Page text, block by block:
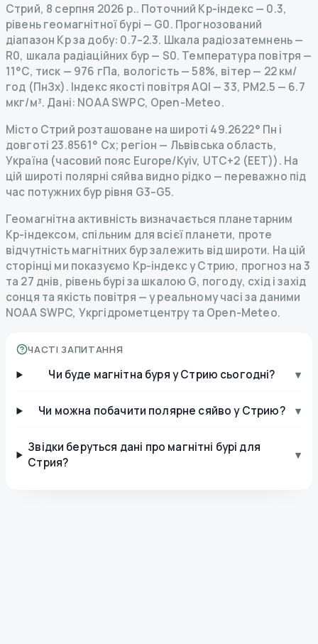
Стрий, 8 серпня 2026 р.. Поточний Kp-індекс— 0.3,
рівень геомагнітної бурі — G0. Прогнозований
діапазон Kp за добу: 0.7–2.3. Шкала радіозатемнень—
R0, шкала радіаційних бур— S0. Температура повітря —
11°C, тиск — 976 гПа, вологість — 58%, вітер — 22 км/
год (ПнЗх). Індекс якості повітря AQI — 33, PM2.5 — 6.7
мкг/м³. Дані: NOAA SWPC, Open-Meteo.
Місто Стрий розташоване на широті 49.2622° Пн і
довготі 23.8561° Сх; регіон — Львівська область,
Україна (часовий пояс Europe/Kyiv, UTC+2 (EET)). На
цій широті полярні сяйва видно рідко — переважно під
час потужних бур рівня G3–G5.
Геомагнітна активність визначається планетарним
Kp-індексом, спільним для всієї планети, проте
відчутність магнітних бур залежить від широти. На цій
сторінці ми показуємо Kp-індекс у Стрию, прогноз на 3
та 27 днів, рівень бурі за шкалою G, погоду, схід і захід
сонця та якість повітря — у реальному часі за даними
NOAA SWPC, Укргідрометцентру та Open-Meteo.
ЧАСТІ ЗАПИТАННЯ
Чи буде магнітна буря у Стрию сьогодні? ▾
Чи можна побачити полярне сяйво у Стрию? ▾
Звідки беруться дані про магнітні бурі для
Стрия?
▾